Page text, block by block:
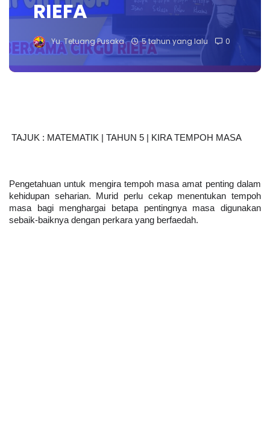
RIEFA
Yu. Tetuang Pusaka 5 tahun yang lalu 0
TAJUK : MATEMATIK | TAHUN 5 | KIRA TEMPOH MASA
Pengetahuan untuk mengira tempoh masa amat penting dalam
kehidupan seharian. Murid perlu cekap menentukan tempoh
masa bagi menghargai betapa pentingnya masa digunakan
sebaik-baiknya dengan perkara yang berfaedah.